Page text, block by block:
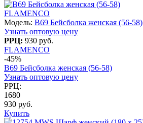
FLAMENCO
Модель: B69 Бейсболка женская (56-58)
Узнать оптовую цену
РРЦ: 930 руб.
FLAMENCO
-45%
B69 Бейсболка женская (56-58)
Узнать оптовую цену
РРЦ:
1680
930 руб.
Купить